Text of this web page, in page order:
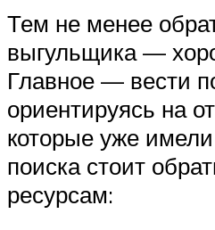
Тем не менее
выгульщика —
Главное — вести
ориентируясь на
которые уже
поиска стоит
ресурсам: